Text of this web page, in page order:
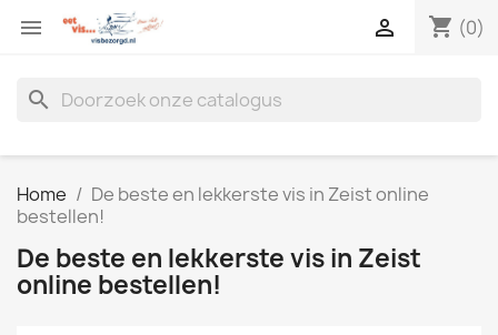
 shopping_cart (0)

search
Home
De beste en lekkerste vis in Zeist online
bestellen!
De beste en lekkerste vis in Zeist
online bestellen!